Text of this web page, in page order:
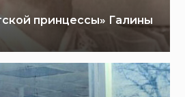
принцессы» Галины